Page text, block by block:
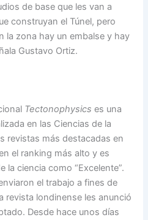
de base que les van a
construyan el Túnel, pero
la zona hay un embalse y hay
Gustavo Ortiz.
Tectonophysicses una
en las Ciencias de la
revistas más destacadas en
el ranking más alto y es
la ciencia como “Excelente”.
el trabajo a fines de
revista londinense les anunció
Desde hace unos días